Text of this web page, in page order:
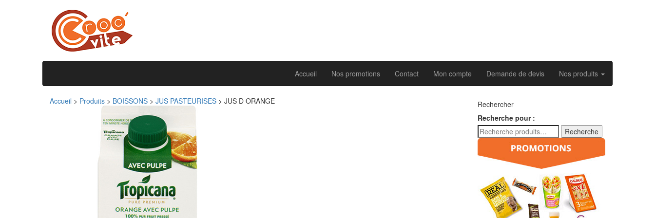
Accueil Nos promotions Contact Mon compte Demande de devis Nos produits
Accueil > Produits > BOISSONS > JUS PASTEURISES > JUS D ORANGE
Rechercher
Recherche pour :